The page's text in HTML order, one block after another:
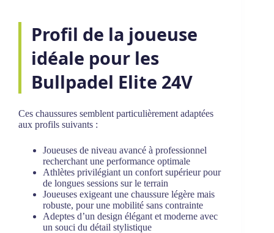
Profil de la joueuse
idéale pour les
Bullpadel Elite 24V
Ces chaussures semblent particulièrement adaptées
aux profils suivants :
Joueuses de niveau avancé à professionnel
recherchant une performance optimale
Athlètes privilégiant un confort supérieur pour
de longues sessions sur le terrain
Joueuses exigeant une chaussure légère mais
robuste, pour une mobilité sans contrainte
Adeptes d’un design élégant et moderne avec
un souci du détail stylistique